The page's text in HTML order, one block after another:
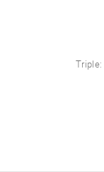
Triple: